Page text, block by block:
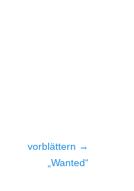
vorblättern →
„Wanted“